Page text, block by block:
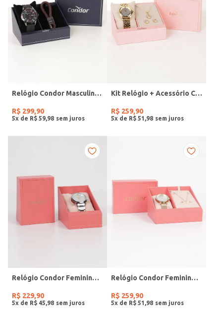
Relógio Condor Masculino PRETO
R$ 299,90
5x de R$ 59 98
Kit Relógio + Acessório Condor Feminino DOURADO
R$ 259,90
5x de R$ 51 98
Relógio Condor Feminino PRATA
R$ 229,90
5x de R$ 45 98
Relógio Condor Feminino DOURADO
R$ 259,90
5x de R$ 51 98